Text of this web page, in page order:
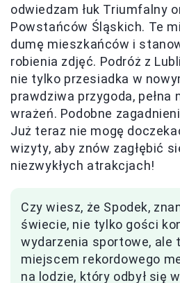
odwiedzam łuk Triumfalny
Powstańców Śląskich. Te
dumę mieszkańców i
robienia zdjęć. Podróż z
nie tylko przesiadka w
prawdziwa przygoda, pełna
wrażeń. Podobne
Już teraz nie mogę
wizyty, aby znów zagłębić
niezwykłych atrakcjach!
Czy wiesz, że Spodek,
świecie, nie tylko gości
wydarzenia sportowe, ale
miejscem rekordowego
na lodzie, który odbył się